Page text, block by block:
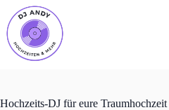
Inhalt
springen
Hochzeits-DJ für eure Traumhochzeit